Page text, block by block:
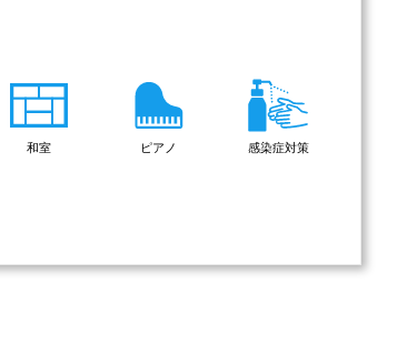
和室 ピアノ 感染症対策